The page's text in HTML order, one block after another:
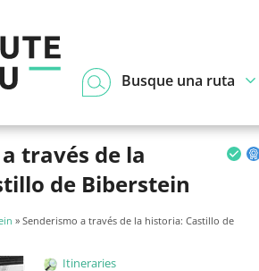
Busque una ruta
través de la
de Biberstein
» Senderismo a través de la historia: Castillo de
Itineraries